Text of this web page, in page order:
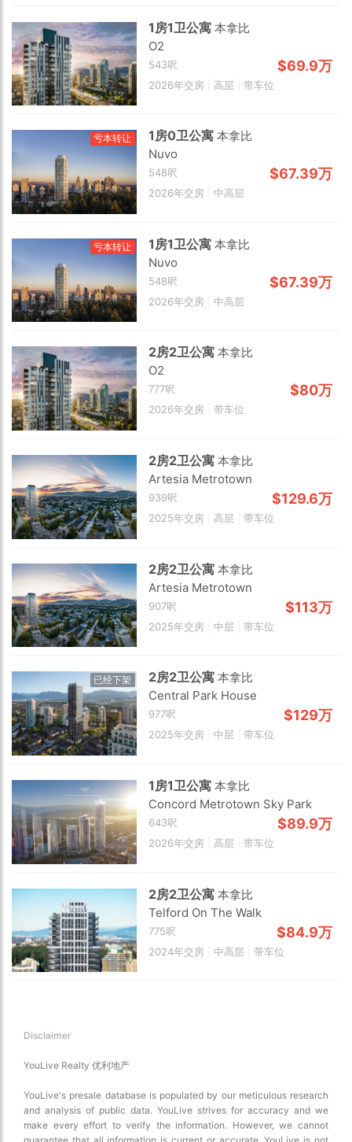
2 km
Choose view
Map view
Traffic conditions
Show traffic incidents
1房1卫公寓本拿比
O2
543呎 $69.9万
2026年交房 高层 带车位
亏本转让 1房0卫公寓本拿比
Nuvo
548呎 $67.39万
2026年交房 中高层
亏本转让 1房1卫公寓本拿比
Nuvo
548呎 $67.39万
2026年交房 中高层
2房2卫公寓本拿比
O2
777呎 $80万
2026年交房 带车位
2房2卫公寓本拿比
Artesia Metrotown
939呎 $129.6万
2025年交房 高层 带车位
2房2卫公寓本拿比
Artesia Metrotown
907呎 $113万
2025年交房 中层 带车位
已经下架 2房2卫公寓本拿比
Central Park House
977呎 $129万
2025年交房 中层 带车位
1房1卫公寓本拿比
Concord Metrotown Sky Park
643呎 $89.9万
2026年交房 高层 带车位
2房2卫公寓本拿比
Telford On The Walk
775呎 $84.9万
2024年交房 中高层 带车位
Disclaimer
YouLive Realty 优利地产
YouLive's presale database is populated by our meticulous research
and analysis of public data. YouLive strives for accuracy and we
make every effort to verify the information. However, we cannot